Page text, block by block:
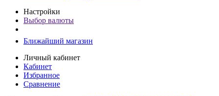
Настройки
Выбор валюты
Ближайший магазин
Личный кабинет
Кабинет
Избранное
Сравнение